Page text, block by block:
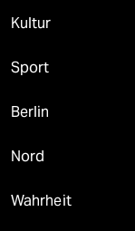
Kultur
Sport
Berlin
Nord
Wahrheit